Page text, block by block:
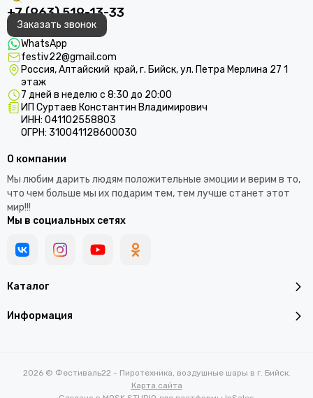
+7 (963) 519-13-33
Заказать звонок
WhatsApp
festiv22@gmail.com
Россия, Алтайский край, г. Бийск, ул. Петра Мерлина 27 1
этаж
7 дней в неделю с 8:30 до 20:00
ИП Суртаев Константин Владимирович
ИНН: 041102558803
ОГРН: 310041128600030
Каталог
Информация
О компании
Мы любим дарить людям положительные эмоции и верим в то,
что чем больше мы их подарим тем, тем лучше станет этот
мир!!!
Мы в социальных сетях
2026 © Фестиваль22 - Пиротехника, воздушные шары в г. Бийск.
Карта сайта